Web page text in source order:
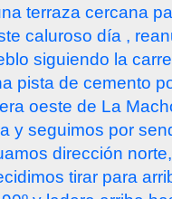
terraza cercana
caluroso día ,
siguiendo la
pista de cemento
oeste de La
y seguimos por
dirección
tirar para